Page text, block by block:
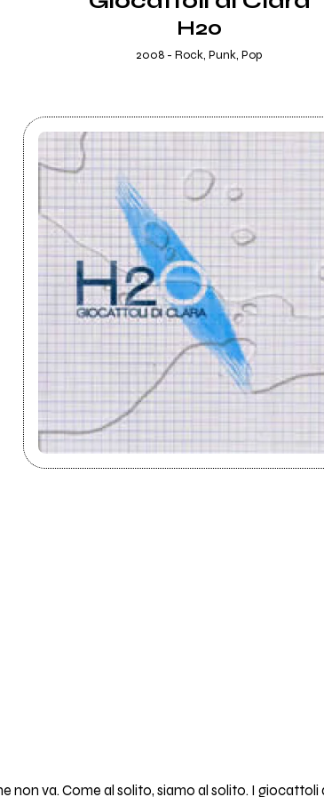
H20
2008 - Rock, Punk, Pop
non va. Come al solito, siamo al solito. I